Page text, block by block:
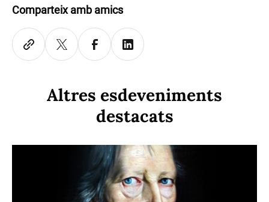
Comparteix amb amics
Altres esdeveniments
destacats